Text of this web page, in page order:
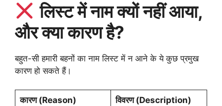
लिस्ट में नाम क्यों नहीं आया,
और क्या कारण है?
बहुत-सी हमारी बहनों का नाम लिस्ट में न आने के ये कुछ प्रमुख
कारण हो सकते हैं।
कारण (Reason) विवरण (Description)